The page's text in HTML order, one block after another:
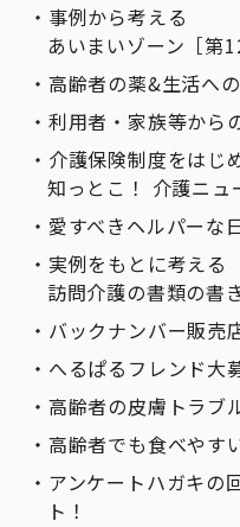
事例から考える
あいまいゾーン［第
高齢者の薬&生活へ
利用者・家族等から
介護保険制度をはじ
知っとこ！ 介護ニュ
愛すべきヘルパーな
実例をもとに考える
訪問介護の書類の書
バックナンバー販売
へるぱるフレンド大
高齢者の皮膚トラブ
高齢者でも食べや
アンケートハガキの
ト！